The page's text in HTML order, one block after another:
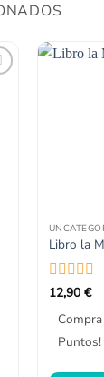
Libro la
Valorado
de
12,90 €
Puntos!